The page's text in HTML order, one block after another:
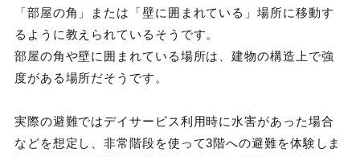
「部屋の角」または「壁に囲まれている」場所に移動す
るように教えられているそうです。
部屋の角や壁に囲まれている場所は、建物の構造上で強
度がある場所だそうです。
実際の避難ではデイサービス利用時に水害があった場合
などを想定し、非常階段を使って3階への避難を体験しま